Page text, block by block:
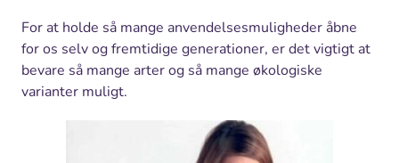
For at holde så mange anvendelsesmuligheder åbne
for os selv og fremtidige generationer, er det vigtigt at
bevare så mange arter og så mange økologiske
varianter muligt.